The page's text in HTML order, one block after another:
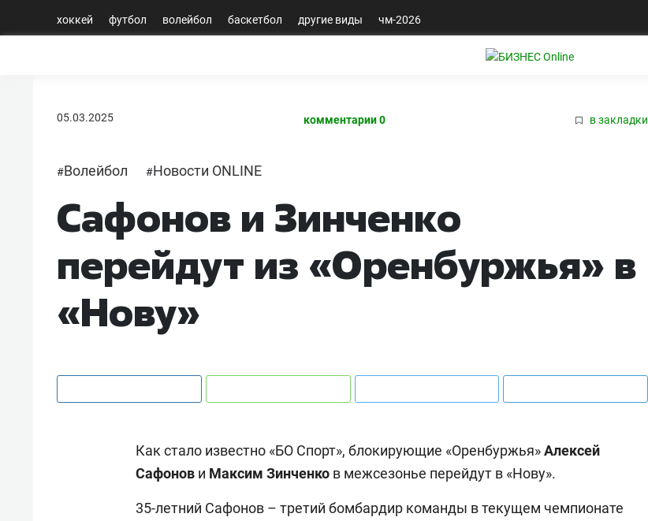
хоккей футбол волейбол баскетбол другие виды чм-2026
05.03.2025 комментарии 0 в закладки
#Волейбол #Новости ONLINE
Сафонов и Зинченко
перейдут из «Оренбуржья» в
«Нову»
Как стало известно «БО Спорт», блокирующие «Оренбуржья»Алексей
Сафонов и Максим Зинченко в межсезонье перейдут в «Нову».
35-летний Сафонов – третий бомбардир команды в текущем чемпионате